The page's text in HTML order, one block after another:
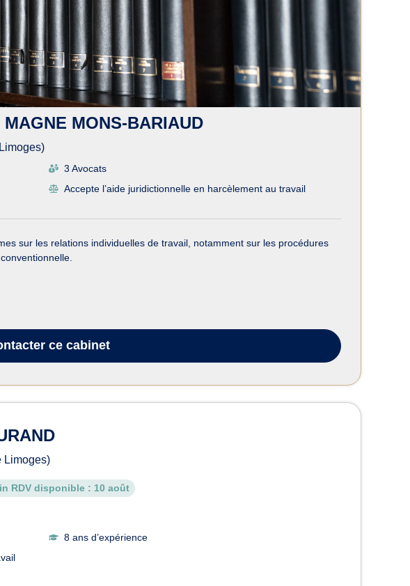
MONS-BARIAUD
3 Avocats
Accepte l’aide juridictionnelle en harcèlement au travail
sur les relations individuelles de travail, notamment sur les procédures
ce cabinet
Limoges)
RDV disponible : 10 août
8 ans d’expérience